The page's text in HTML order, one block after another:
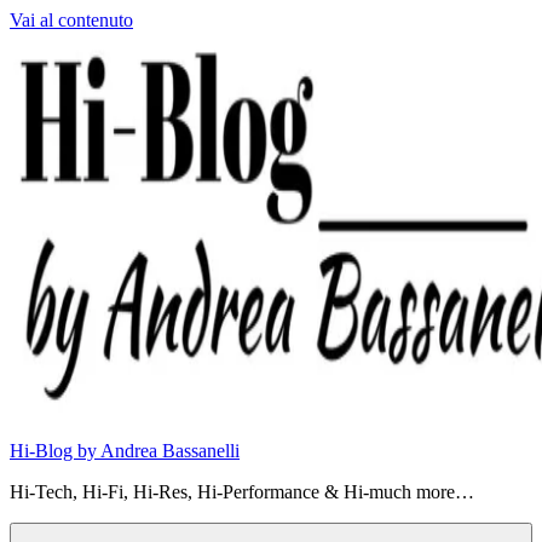
Vai al contenuto
Hi-Blog by Andrea Bassanelli
Hi-Tech, Hi-Fi, Hi-Res, Hi-Performance & Hi-much more…